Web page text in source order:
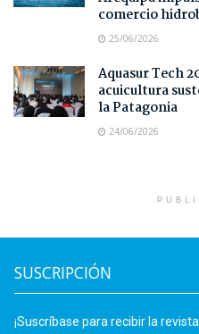
comercio
25/06/2026
Aquasur Tech
acuicultura
la Patagonia
24/06/2026
SUSCRIPCIÓN
¡Suscríbase para recibir la